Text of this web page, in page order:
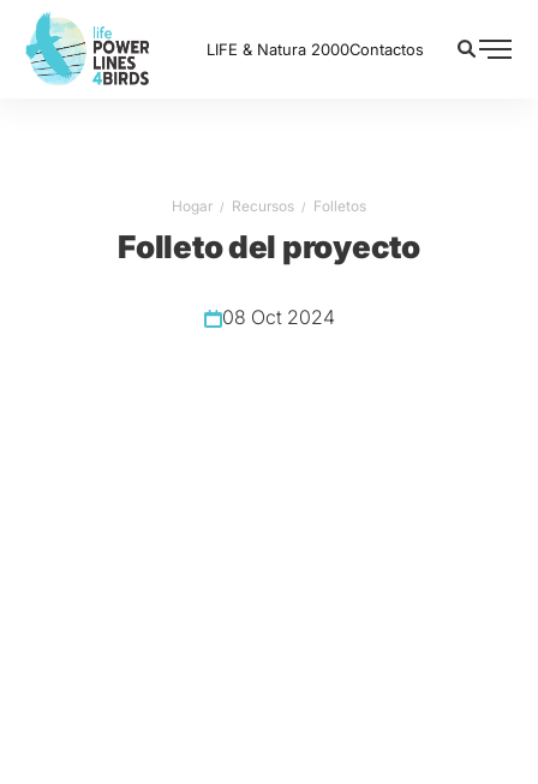
LIFE & Natura 2000Contactos
Hogar Recursos Folletos
Folleto del proyecto
08 Oct 2024